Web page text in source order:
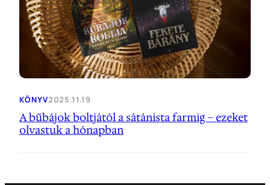
KÖNYV2025.11.19
A bűbájok boltjától a sátánista farmig – ezeket
olvastuk a hónapban